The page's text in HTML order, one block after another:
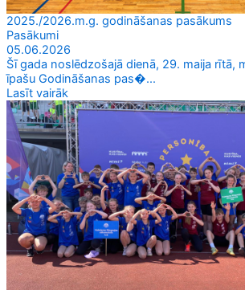
2025./2026.m.g. godināšanas pasākums
Pasākumi
05.06.2026
Šī gada noslēdzošajā dienā, 29. maija rītā,
īpašu Godināšanas pas�...
Lasīt vairāk